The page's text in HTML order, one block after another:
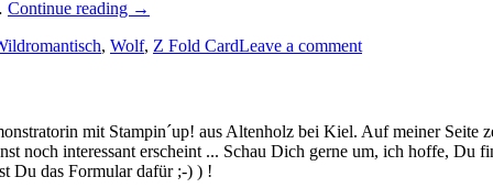
Continue reading „Wildromantisch
diese
zum
Geburtstag…“
→
, Wolf, Z Fold CardLeave a comment
mit Stampin´up! aus Altenholz bei Kiel. Auf meiner Seite
noch interessant erscheint ... Schau Dich gerne um, ich hoffe,
Du das Formular dafür ;-) ) !